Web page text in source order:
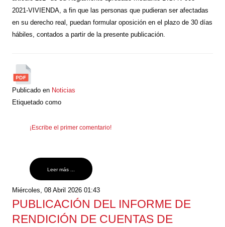
2021-VIVIENDA, a fin que las personas que pudieran ser afectadas
en su derecho real, puedan formular oposición en el plazo de 30 días
hábiles, contados a partir de la presente publicación.
Publicado en Noticias
Etiquetado como
¡Escribe el primer comentario!
Leer más ...
Miércoles, 08 Abril 2026 01:43
PUBLICACIÓN DEL INFORME DE
RENDICIÓN DE CUENTAS DE